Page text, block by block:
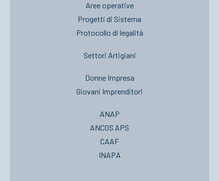
Aree operative
Progetti di Sistema
Protocollo di legalità
Settori Artigiani
Donne Impresa
Giovani Imprenditori
ANAP
ANCOS APS
CAAF
INAPA